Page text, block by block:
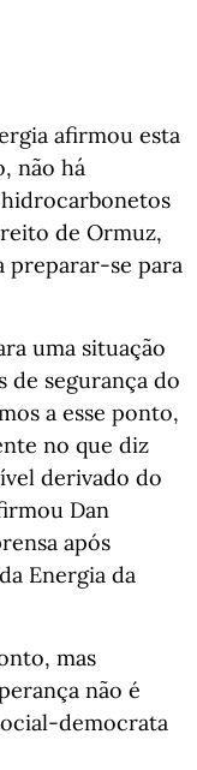
afirmou esta
não há
de Ormuz,
preparar-se para
uma situação
de segurança do
a esse ponto,
no que diz
derivado do
Dan
após
Energia da
mas
não é
democrata